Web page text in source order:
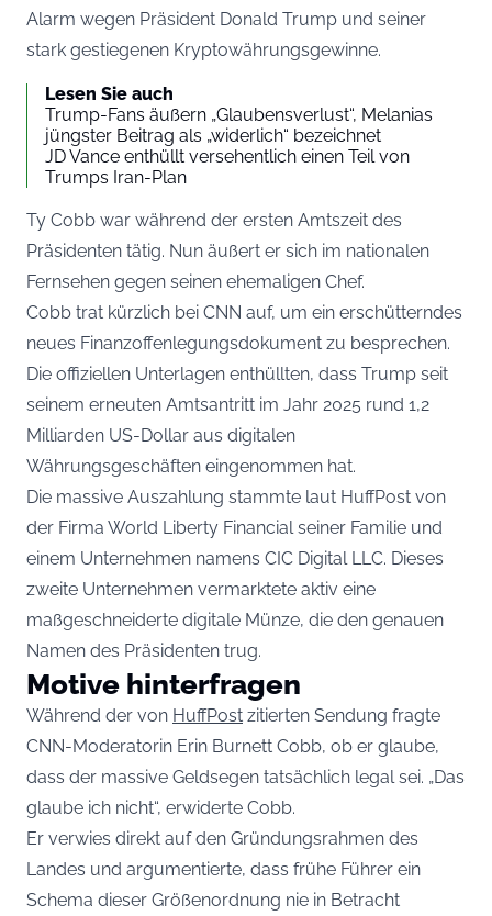
Alarm wegen Präsident Donald Trump und seiner
stark gestiegenen Kryptowährungsgewinne.
Lesen Sie auch
Trump-Fans äußern „Glaubensverlust“, Melanias
jüngster Beitrag als „widerlich“ bezeichnet
JD Vance enthüllt versehentlich einen Teil von
Trumps Iran-Plan
Ty Cobb war während der ersten Amtszeit des
Präsidenten tätig. Nun äußert er sich im nationalen
Fernsehen gegen seinen ehemaligen Chef.
Cobb trat kürzlich bei CNN auf, um ein erschütterndes
neues Finanzoffenlegungsdokument zu besprechen.
Die offiziellen Unterlagen enthüllten, dass Trump seit
seinem erneuten Amtsantritt im Jahr 2025 rund 1,2
Milliarden US-Dollar aus digitalen
Währungsgeschäften eingenommen hat.
Die massive Auszahlung stammte laut HuffPost von
der Firma World Liberty Financial seiner Familie und
einem Unternehmen namens CIC Digital LLC. Dieses
zweite Unternehmen vermarktete aktiv eine
maßgeschneiderte digitale Münze, die den genauen
Namen des Präsidenten trug.
Motive hinterfragen
Während der von HuffPost zitierten Sendung fragte
CNN-Moderatorin Erin Burnett Cobb, ob er glaube,
dass der massive Geldsegen tatsächlich legal sei. „Das
glaube ich nicht“, erwiderte Cobb.
Er verwies direkt auf den Gründungsrahmen des
Landes und argumentierte, dass frühe Führer ein
Schema dieser Größenordnung nie in Betracht